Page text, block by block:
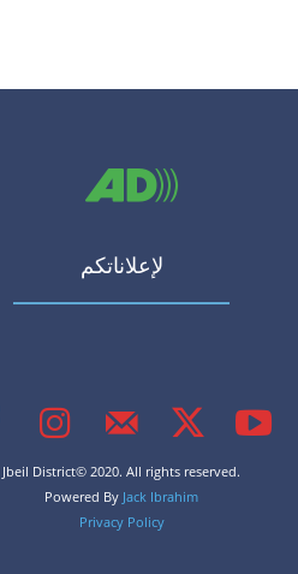
لإعلاناتكم
Jbeil District© 2020. All rights reserved.
Powered By Jack Ibrahim
Privacy Policy